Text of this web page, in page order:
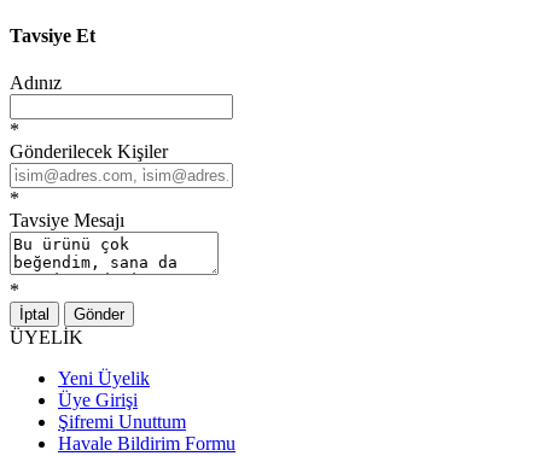
Tavsiye Et
Adınız
*
Gönderilecek Kişiler
*
Tavsiye Mesajı
*
İptal Gönder
ÜYELİK
Yeni Üyelik
Üye Girişi
Şifremi Unuttum
Havale Bildirim Formu